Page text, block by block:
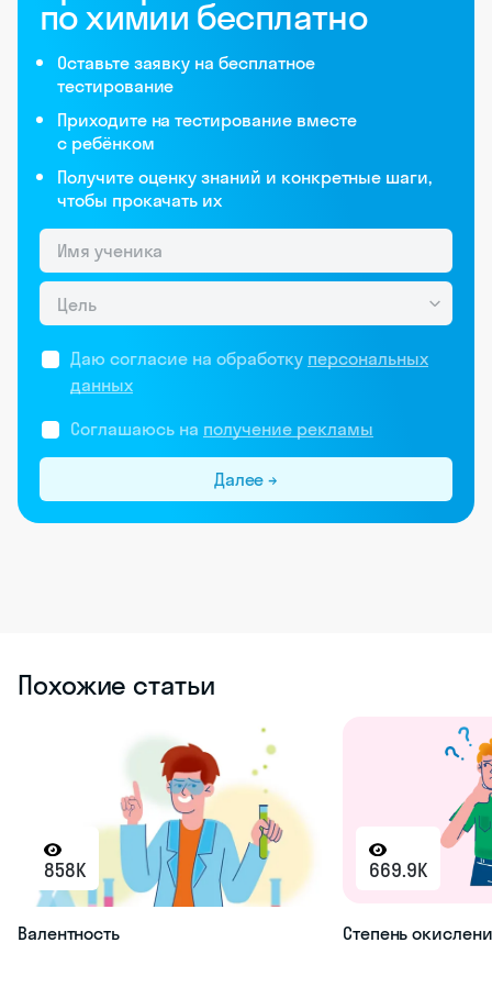
по химии бесплатно
Оставьте заявку на бесплатное
тестирование
Приходите на тестирование вместе
с ребёнком
Получите оценку знаний и конкретные шаги,
чтобы прокачать их
Цель
Даю согласие на обработку персональных
данных
Соглашаюсь на получение рекламы
Далее →
Похожие статьи
858K
Валентность
669.9K
Степень